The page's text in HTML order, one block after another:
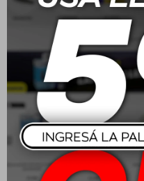
Cobril Agua Destilada 5L
Estética automotriz
Accesorios
Baterías